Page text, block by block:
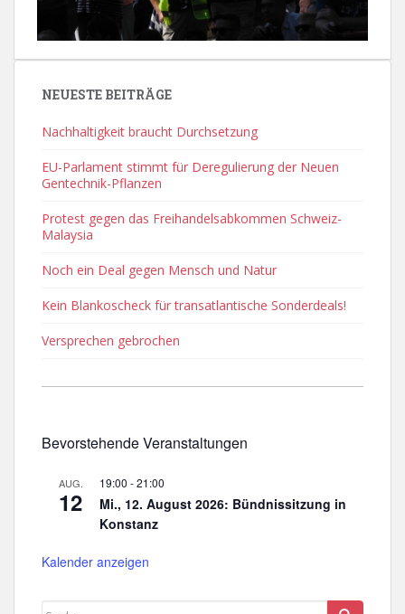
NEUESTE BEITRÄGE
Nachhaltigkeit braucht Durchsetzung
EU-Parlament stimmt für Deregulierung der Neuen
Gentechnik-Pflanzen
Protest gegen das Freihandelsabkommen Schweiz-
Malaysia
Noch ein Deal gegen Mensch und Natur
Kein Blankoscheck für transatlantische Sonderdeals!
Versprechen gebrochen
Bevorstehende Veranstaltungen
AUG.
12
19:00 -21:00
Mi., 12. August 2026: Bündnissitzung in
Konstanz
Kalender anzeigen